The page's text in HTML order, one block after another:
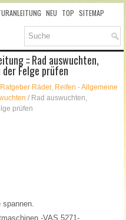
NEU TOP SITEMAP
:: Rad auswuchten,
Felge prüfen
Ratgeber Räder, Reifen - Allgemeine
/ Rad auswuchten,
prüfen
spannen.
-VAS 5271-